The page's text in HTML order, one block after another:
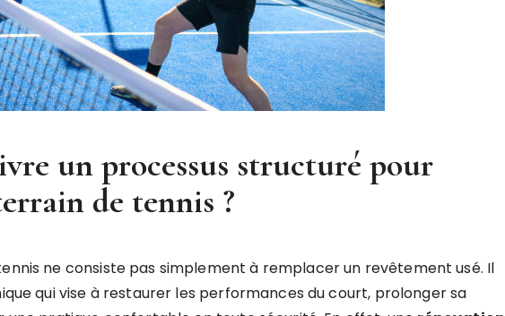
un processus structuré pour
de tennis ?
ne consiste pas simplement à remplacer un revêtement usé. Il
qui vise à restaurer les performances du court, prolonger sa